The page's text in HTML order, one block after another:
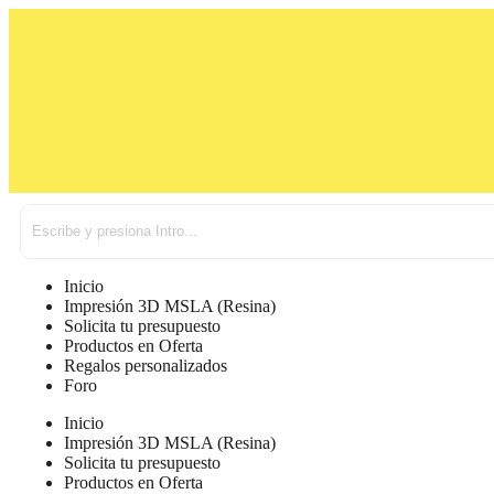
Inicio
Impresión 3D MSLA (Resina)
Solicita tu presupuesto
Productos en Oferta
Regalos personalizados
Foro
Inicio
Impresión 3D MSLA (Resina)
Solicita tu presupuesto
Productos en Oferta